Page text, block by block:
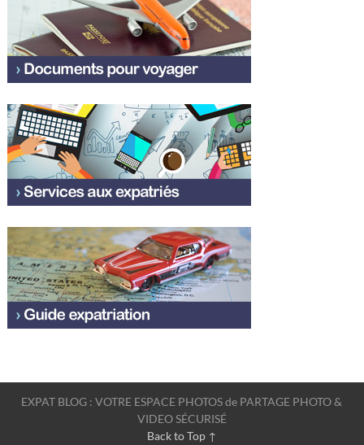
EXPAT BLOG : VOTRE ESPACE PHOTOS de PARTAGE PHOTO &
VIDEO SÉCURISÉ
Back to Top ↑